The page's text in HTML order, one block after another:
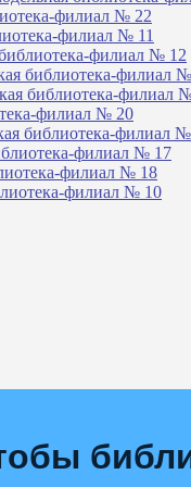
филиал № 22
филиал № 11
филиал № 12
библиотека-филиал
библиотека-филиал
филиал № 20
библиотека-филиал
филиал № 17
филиал № 18
филиал № 10